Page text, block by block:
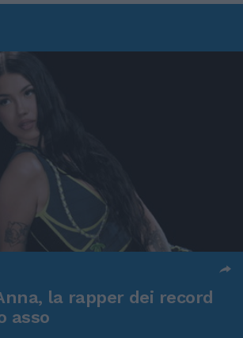
la rapper dei record
asso